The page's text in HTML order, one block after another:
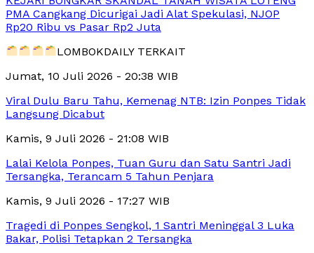
PMA Cangkang Dicurigai Jadi Alat Spekulasi, NJOP
Rp20 Ribu vs Pasar Rp2 Juta
LOMBOKDAILY TERKAIT
Jumat, 10 Juli 2026 - 20:38 WIB
Viral Dulu Baru Tahu, Kemenag NTB: Izin Ponpes Tidak
Langsung Dicabut
Kamis, 9 Juli 2026 - 21:08 WIB
Lalai Kelola Ponpes, Tuan Guru dan Satu Santri Jadi
Tersangka, Terancam 5 Tahun Penjara
Kamis, 9 Juli 2026 - 17:27 WIB
Tragedi di Ponpes Sengkol, 1 Santri Meninggal 3 Luka
Bakar, Polisi Tetapkan 2 Tersangka